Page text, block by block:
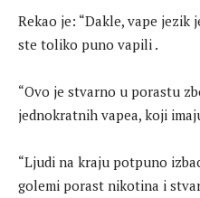
Rekao je: “Dakle, vape jezik
ste toliko puno vapili .
“Ovo je stvarno u porastu
jednokratnih vapea, koji
“Ljudi na kraju potpuno
golemi porast nikotina i